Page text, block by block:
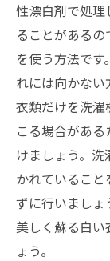
性漂白剤で処理
ることがある
を使う方法で
れには向かな
衣類だけを洗
こる場合があ
けましょう。
かれているこ
ずに行いましょ
美しく蘇る白
ょう。